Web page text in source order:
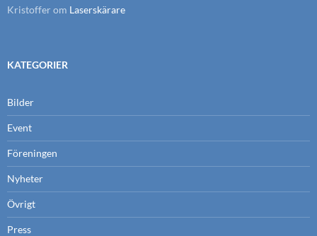
Kristoffer om Laserskärare
KATEGORIER
Bilder
Event
Föreningen
Nyheter
Övrigt
Press